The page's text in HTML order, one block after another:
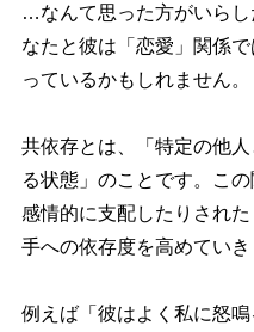
…なんて思った方がいら
なたと彼は「恋愛」関係
っているかもしれません。
共依存とは、「特定の他
る状態」のことです。こ
感情的に支配したりされ
手への依存度を高めていき
例えば「彼はよく私に怒